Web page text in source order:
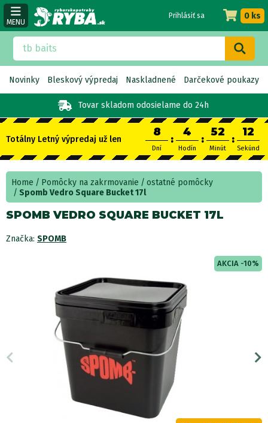
MENU
Tovar skladom odosielame do 24h
Prihlásiť sa 0 ks
Novinky Bleskový výpredaj Naskladnené Darčekové poukazy
Totálny Letný výpredaj už len
8
Dní
:
4
Hodín
:
52
Minút
:
12
Sekúnd
Home Pomôcky na zakrmovanie
ostatné pomôcky
Spomb Vedro Square Bucket 17l
SPOMB VEDRO SQUARE BUCKET 17L
Značka: SPOMB
AKCIA -10%